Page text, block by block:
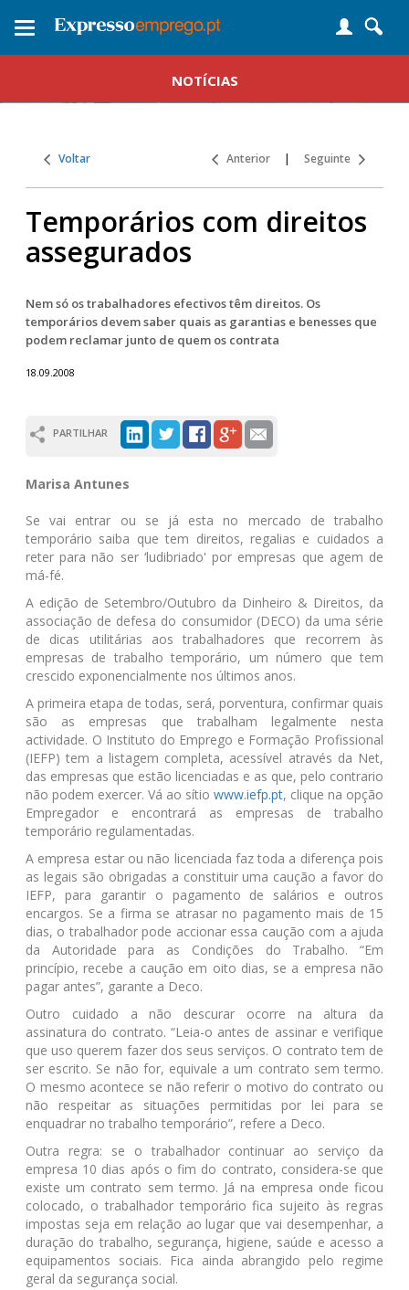
Toggle
NOTÍCIAS
Voltar Anterior | Seguinte
Temporários com direitos
assegurados
Nem só os trabalhadores efectivos têm direitos. Os
temporários devem saber quais as garantias e benesses que
podem reclamar junto de quem os contrata
18.09.2008
PARTILHAR
Marisa Antunes
Se vai entrar ou se já esta no mercado de trabalho
temporário saiba que tem direitos, regalias e cuidados a
reter para não ser ‘ludibriado' por empresas que agem de
má-fé.
A edição de Setembro/Outubro da Dinheiro & Direitos, da
associação de defesa do consumidor (DECO) da uma série
de dicas utilitárias aos trabalhadores que recorrem às
empresas de trabalho temporário, um número que tem
crescido exponencialmente nos últimos anos.
A primeira etapa de todas, será, porventura, confirmar quais
são as empresas que trabalham legalmente nesta
actividade. O Instituto do Emprego e Formação Profissional
(IEFP) tem a listagem completa, acessível através da Net,
das empresas que estão licenciadas e as que, pelo contrario
não podem exercer. Vá ao sítio www.iefp.pt, clique na opção
Empregador e encontrará as empresas de trabalho
temporário regulamentadas.
A empresa estar ou não licenciada faz toda a diferença pois
as legais são obrigadas a constituir uma caução a favor do
IEFP, para garantir o pagamento de salários e outros
encargos. Se a firma se atrasar no pagamento mais de 15
dias, o trabalhador pode accionar essa caução com a ajuda
da Autoridade para as Condições do Trabalho. “Em
princípio, recebe a caução em oito dias, se a empresa não
pagar antes”, garante a Deco.
Outro cuidado a não descurar ocorre na altura da
assinatura do contrato. “Leia-o antes de assinar e verifique
que uso querem fazer dos seus serviços. O contrato tem de
ser escrito. Se não for, equivale a um contrato sem termo.
O mesmo acontece se não referir o motivo do contrato ou
não respeitar as situações permitidas por lei para se
enquadrar no trabalho temporário”, refere a Deco.
Outra regra: se o trabalhador continuar ao serviço da
empresa 10 dias após o fim do contrato, considera-se que
existe um contrato sem termo. Já na empresa onde ficou
colocado, o trabalhador temporário fica sujeito às regras
impostas seja em relação ao lugar que vai desempenhar, a
duração do trabalho, segurança, higiene, saúde e acesso a
equipamentos sociais. Fica ainda abrangido pelo regime
geral da segurança social.